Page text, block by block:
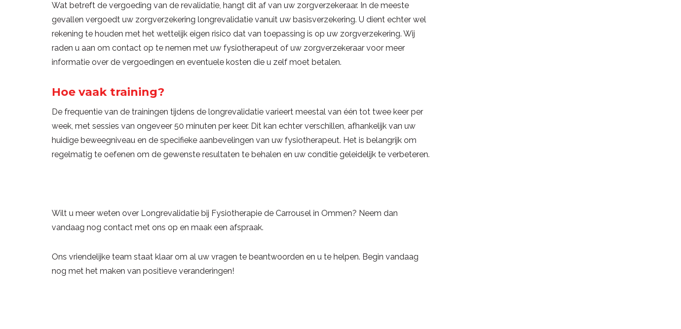
Wat betreft de vergoeding van de revalidatie, hangt dit af van uw zorgverzekeraar. In de meeste
gevallen vergoedt uw zorgverzekering longrevalidatie vanuit uw basisverzekering. U dient echter wel
rekening te houden met het wettelijk eigen risico dat van toepassing is op uw zorgverzekering. Wij
raden u aan om contact op te nemen met uw fysiotherapeut of uw zorgverzekeraar voor meer
informatie over de vergoedingen en eventuele kosten die u zelf moet betalen.
Hoe vaak training?
De frequentie van de trainingen tijdens de longrevalidatie varieert meestal van één tot twee keer per
week, met sessies van ongeveer 50 minuten per keer. Dit kan echter verschillen, afhankelijk van uw
huidige beweegniveau en de specifieke aanbevelingen van uw fysiotherapeut. Het is belangrijk om
regelmatig te oefenen om de gewenste resultaten te behalen en uw conditie geleidelijk te verbeteren.
Wilt u meer weten over Longrevalidatie bij Fysiotherapie de Carrousel in Ommen? Neem dan
vandaag nog contact met ons op en maak een afspraak.
Ons vriendelijke team staat klaar om al uw vragen te beantwoorden en u te helpen. Begin vandaag
nog met het maken van positieve veranderingen!